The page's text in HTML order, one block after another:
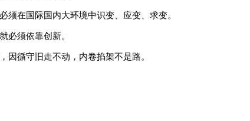
须在国际国内大环境中识变、应变、求变。
必须依靠创新。
因循守旧走不动，内卷掐架不是路。